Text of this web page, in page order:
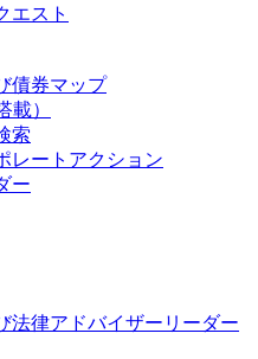
エスト
債券マップ
載）
索
レートアクション
ー
法律アドバイザーリーダー